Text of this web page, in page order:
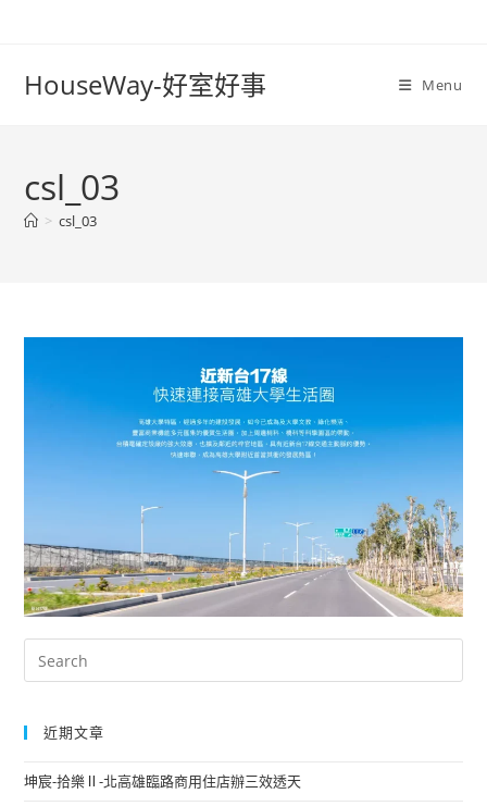
HouseWay-好室好事 Menu
csl_03
> csl_03
近期文章
坤宸-拾樂Ⅱ-北高雄臨路商用住店辦三效透天